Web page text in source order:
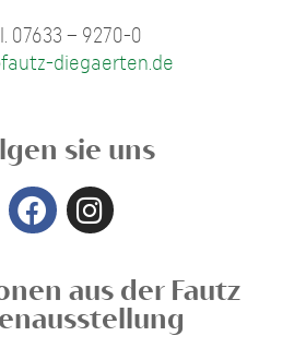
07633 – 9270-0
diegaerten.de
sie uns
aus der Fautz